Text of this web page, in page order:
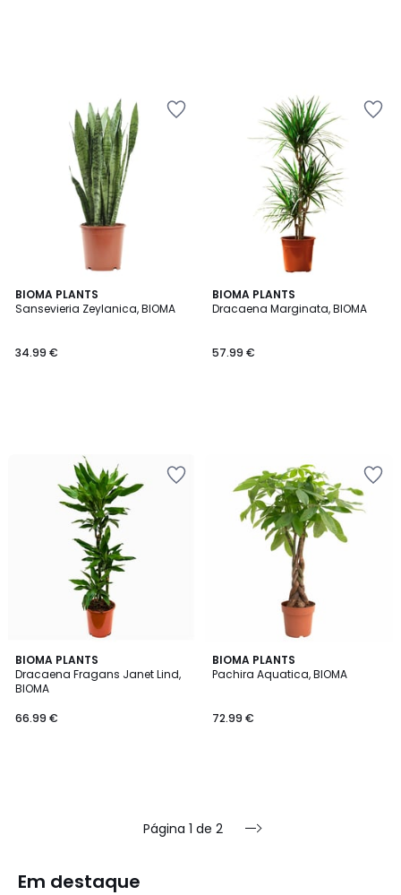
BIOMA PLANTS
Sansevieria Zeylanica, BIOMA
34.99 €
BIOMA PLANTS
Dracaena Marginata, BIOMA
57.99 €
BIOMA PLANTS
Dracaena Fragans Janet Lind,
BIOMA
66.99 €
BIOMA PLANTS
Pachira Aquatica, BIOMA
72.99 €
Página 1 de 2
Em destaque